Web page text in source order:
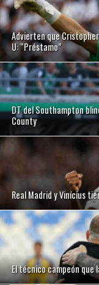
Advierten que
U: “Préstamo”
DT del Southampton
County
Real Madrid y Vinícius
El técnico campeón que